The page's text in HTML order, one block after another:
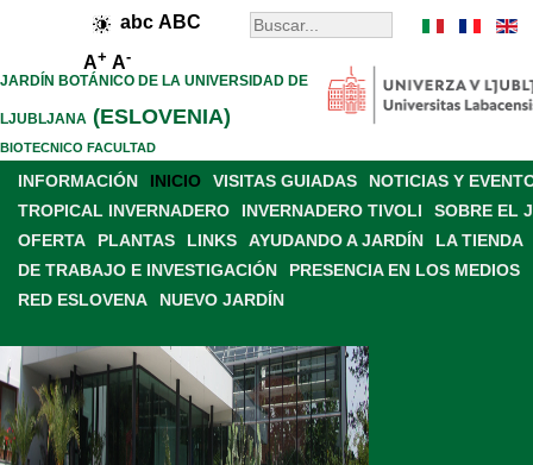
abc ABC
A+ A-
JARDÍN BOTÁNICO DE LA UNIVERSIDAD DE
LJUBLJANA (ESLOVENIA)
BIOTECNICO FACULTAD
INFORMACIÓN INICIO VISITAS GUIADAS
NOTICIAS Y
TROPICAL INVERNADERO
INVERNADERO TIVOLI
SOBRE EL
OFERTA
PLANTAS LINKS AYUDANDO A JARDÍN
LA TIENDA
DE TRABAJO E INVESTIGACIÓN
PRESENCIA EN LOS MEDIOS
RED ESLOVENA
NUEVO JARDÍN